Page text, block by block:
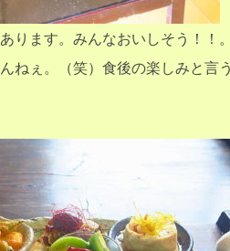
ります。みんなおいしそう！！。
ねぇ。（笑）食後の楽しみと言